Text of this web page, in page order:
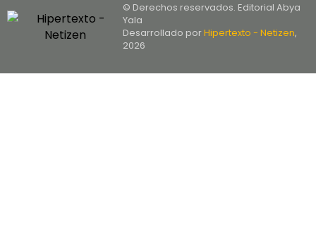
© Derechos reservados. Editorial Abya
Yala
Desarrollado porHipertexto - Netizen,
2026